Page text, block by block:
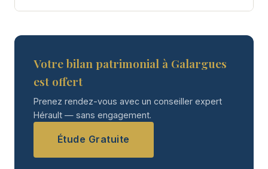
Votre bilan patrimonial à Galargues
est offert
Prenez rendez-vous avec un conseiller expert
Hérault — sans engagement.
Étude Gratuite